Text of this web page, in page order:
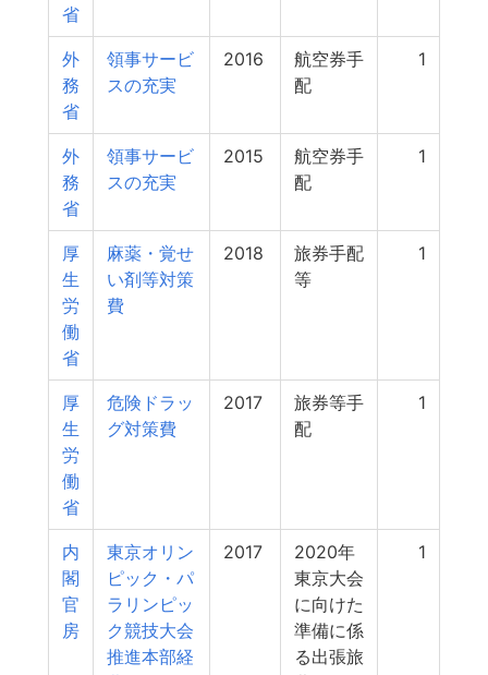
省
外
務
省
領事サービ
スの充実
2016
航空券手
配
1
外
務
省
領事サービ
スの充実
2015
航空券手
配
1
厚
生
労
働
省
麻薬・覚せ
い剤等対策
費
2018
旅券手配
等
1
厚
生
労
働
省
危険ドラッ
グ対策費
2017
旅券等手
配
1
内
閣
官
房
東京オリン
ピック・パ
ラリンピッ
ク競技大会
推進本部経
2017
2020年
東京大会
に向けた
準備に係
る出張旅
1